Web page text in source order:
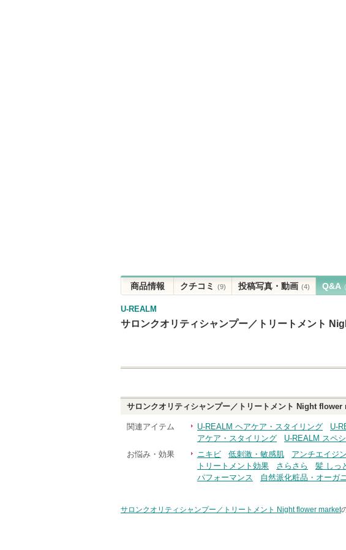
商品情報 クチコミ (9) 投稿写真・動画 (4) Q&A
U-REALM
サロンクオリティシャンプー／トリートメント
サロンクオリティシャンプー／トリートメント Night flower
関連アイテム U-REALM ヘアケア・スタイリング U-
アケア・スタイリング
U-REALM スペ
お悩み・効果
ニキビ 低刺激・敏感肌 アンチエイジ
トリートメント効果
さらさら 髪 しっ
パフォーマンス
自然派化粧品・オーガ
サロンクオリティシャンプー／トリートメント Night flower market